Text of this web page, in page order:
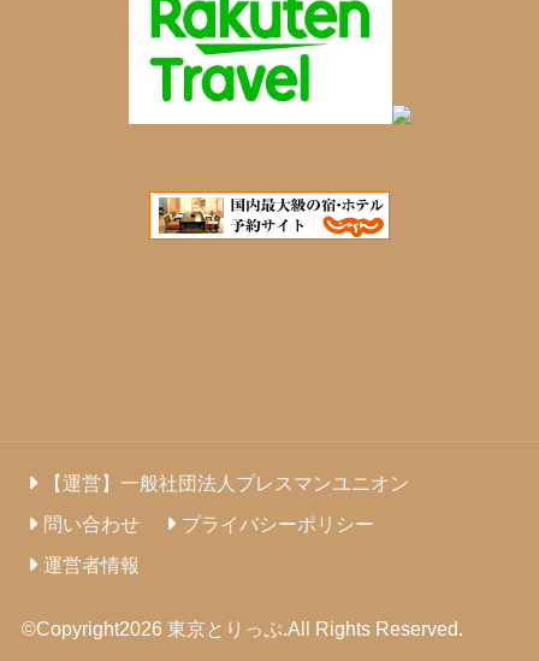
【運営】一般社団法人プレスマンユニオン
問い合わせ
プライバシーポリシー
運営者情報
©Copyright2026 東京とりっぷ.All Rights Reserved.